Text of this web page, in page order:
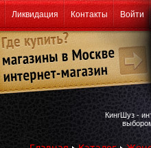
Ликвидация Контакты Войти
КингШуз -